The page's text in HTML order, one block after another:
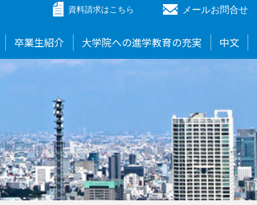
資料請求はこちら メールお問合せ
卒業生紹介 大学院への進学教育の充実 中文